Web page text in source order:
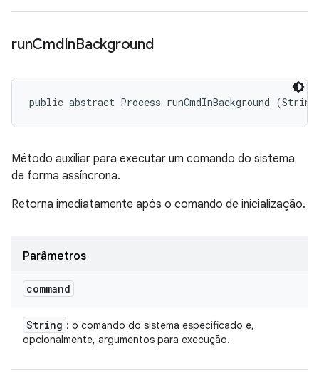
runCmdInBackground
public abstract Process runCmdInBackground
Método auxiliar para executar um comando do sistema
de forma assíncrona.
Retorna imediatamente após o comando de inicialização.
Parâmetros
command
String : o comando do sistema especificado e,
opcionalmente, argumentos para execução.